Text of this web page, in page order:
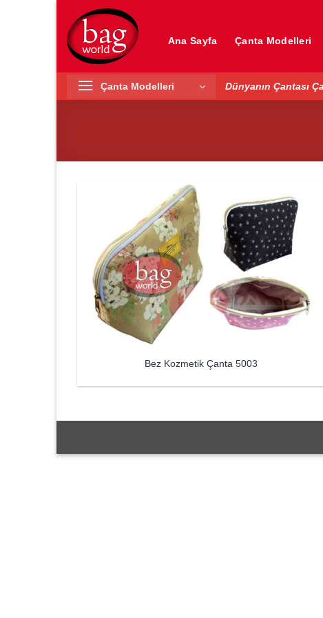
atla
Ana Sayfa Çanta Modelleri
Çanta Modelleri Dünyanın Çantası
Bez Kozmetik Çanta 5003